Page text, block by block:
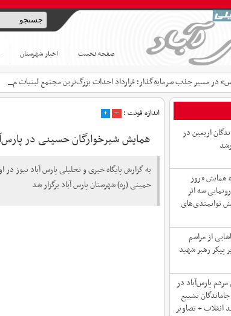
صفحه نخست اخبار شهرستان
در مسیر جذب سرمایه‌گذار؛ قرارداد احداث بزرگ‌ترین مجتمع لبنیات مغان
اندازه فونت : –
+
همایش شیرخوارگان حسینی در
به گزارش پایگاه خبری و تحلیلی پارس آباد نیوز
خمینی (ره) شهرستان پارس آباد برگزار شد
اربعین در
همایش «روز
سه اثر
توانمندی‌های
از مراسم
پیکر رهبر شهید
پارس‌آباد در
تشییع
انقلاب + تصاویر